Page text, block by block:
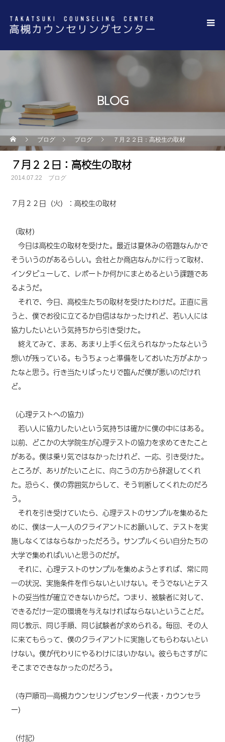
BLOG
ブログ ブログ ７月２２日：高校生の取材
７月２２日：高校生の取材
2014.07.22 ブログ
７月２２日（火）：高校生の取材
（取材）
今日は高校生の取材を受けた。最近は夏休みの宿題なんかで
そういうのがあるらしい。会社とか商店なんかに行って取材、
インタビューして、レポートか何かにまとめるという課題であ
るようだ。
それで、今日、高校生たちの取材を受けたわけだ。正直に言
うと、僕でお役に立てるか自信はなかったけれど、若い人には
協力したいという気持ちから引き受けた。
終えてみて、まあ、あまり上手く伝えられなかったなという
想いが残っている。もうちょっと準備をしておいた方がよかっ
たなと思う。行き当たりばったりで臨んだ僕が悪いのだけれ
ど。
（心理テストへの協力）
若い人に協力したいという気持ちは確かに僕の中にはある。
以前、どこかの大学院生が心理テストの協力を求めてきたこと
がある。僕は乗り気ではなかったけれど、一応、引き受けた。
ところが、ありがたいことに、向こうの方から辞退してくれ
た。恐らく、僕の雰囲気からして、そう判断してくれたのだろ
う。
それを引き受けていたら、心理テストのサンプルを集めるた
めに、僕は一人一人のクライアントにお願いして、テストを実
施しなくてはならなかっただろう。サンプルくらい自分たちの
大学で集めればいいと思うのだが。
それに、心理テストのサンプルを集めようとすれば、常に同
一の状況、実施条件を作らないといけない。そうでないとテス
トの妥当性が確立できないからだ。つまり、被験者に対して、
できるだけ一定の環境を与えなければならないということだ。
同じ教示、同じ手順、同じ試験者が求められる。毎回、その人
に来てもらって、僕のクライアントに実施してもらわないとい
けない。僕が代わりにやるわけにはいかない。彼らもさすがに
そこまでできなかったのだろう。
（寺戸順司―高槻カウンセリングセンター代表・カウンセラ
ー）
（付記）